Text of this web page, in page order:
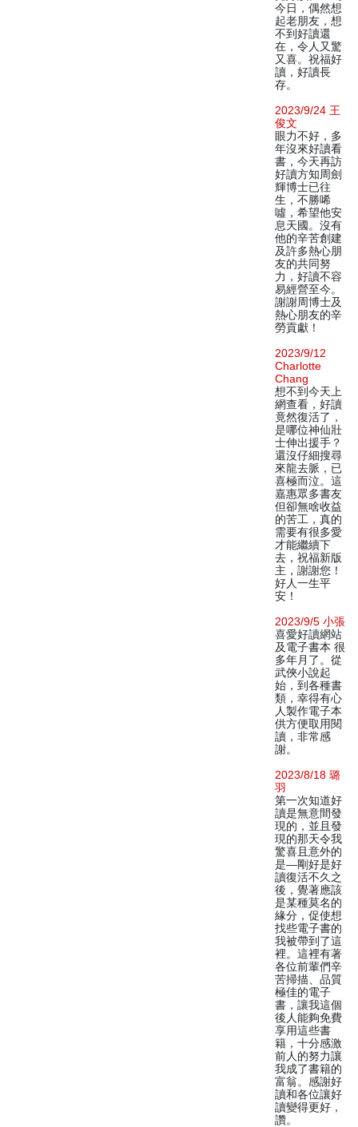
今日，偶然想
起老朋友，想
不到好讀還
在，令人又驚
又喜。祝福好
讀，好讀長
存。
2023/9/24 王
俊文
眼力不好，多
年沒來好讀看
書，今天再訪
好讀方知周劍
輝博士已往
生，不勝唏
噓，希望他安
息天國。沒有
他的辛苦創建
及許多熱心朋
友的共同努
力，好讀不容
易經營至今。
謝謝周博士及
熱心朋友的辛
勞貢獻！
2023/9/12
Charlotte
Chang
想不到今天上
網查看，好讀
竟然復活了，
是哪位神仙壯
士伸出援手？
還沒仔細搜尋
來龍去脈，已
喜極而泣。這
嘉惠眾多書友
但卻無啥收益
的苦工，真的
需要有很多愛
才能繼續下
去，祝福新版
主，謝謝您！
好人一生平
安！
2023/9/5 小張
喜愛好讀網站
及電子書本 很
多年月了。從
武俠小說起
始，到各種書
類，幸得有心
人製作電子本
供方便取用閱
讀，非常感
謝。
2023/8/18 璐
羽
第一次知道好
讀是無意間發
現的，並且發
現的那天令我
驚喜且意外的
是—剛好是好
讀復活不久之
後，覺著應該
是某種莫名的
緣分，促使想
找些電子書的
我被帶到了這
裡。這裡有著
各位前輩們辛
苦掃描、品質
極佳的電子
書，讓我這個
後人能夠免費
享用這些書
籍，十分感激
前人的努力讓
我成了書籍的
富翁。感謝好
讀和各位讓好
讀變得更好，
讚。